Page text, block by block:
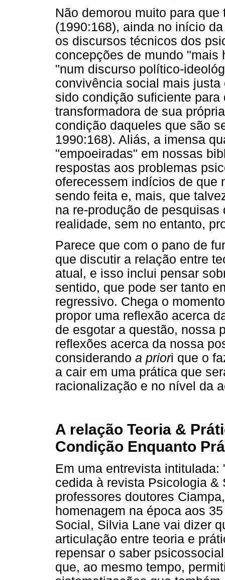
Não demorou muito para
(1990:168), ainda no início
os discursos técnicos dos
concepções de mundo "mais
"num discurso político-
convivência social mais
sido condição suficiente
transformadora de sua
condição daqueles que são
1990:168). Aliás, a imensa
"empoeiradas" em nossas
respostas aos problemas
oferecessem indícios de que
sendo feita e, mais, que
na re-produção de
realidade, sem no entanto,
Parece que com o pano de
que discutir a relação entre
atual, e isso inclui pensar
sentido, que pode ser tanto
regressivo. Chega o
propor uma reflexão acerca
de esgotar a questão, nossa
reflexões acerca da nossa
considerando a priori que o
a cair em uma prática que
racionalização e no nível da
A relação Teoria &
Condição Enquanto
Em uma entrevista
cedida à revista Psicologia
professores doutores
homenagem na época aos
Social, Silvia Lane vai dizer
articulação entre teoria e
repensar o saber
que, ao mesmo tempo,